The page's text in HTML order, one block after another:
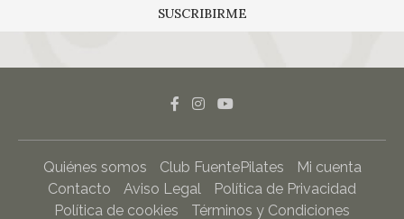
SUSCRIBIRME
Quiénes somos Club FuentePilates
Mi cuenta
Contacto
Aviso Legal
Política de Privacidad
Política de cookies
Términos y Condiciones